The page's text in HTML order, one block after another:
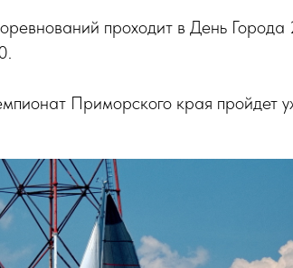
проходит в День Города
Приморского края пройдет